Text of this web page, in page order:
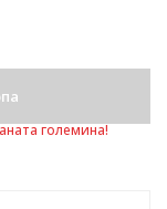
големина!